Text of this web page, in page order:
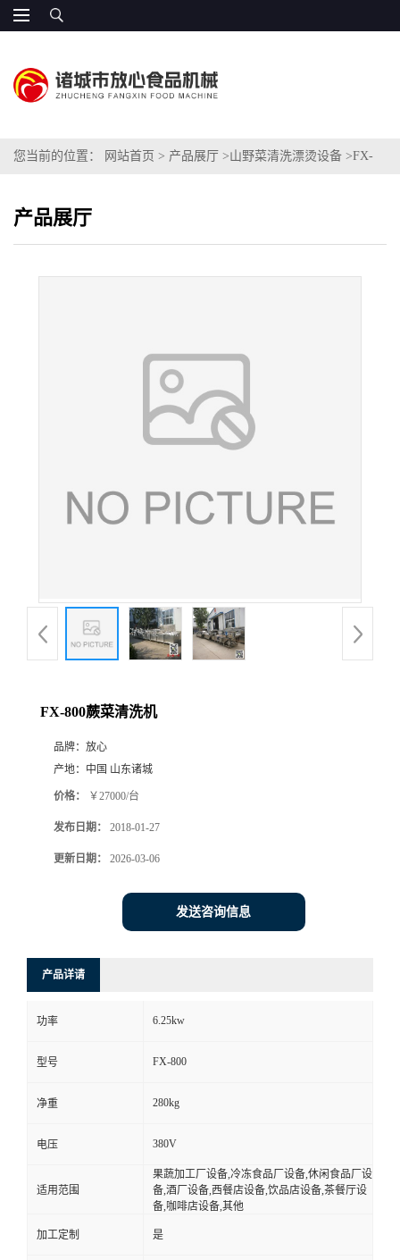
您当前的位置： 网站首页 > 产品展厅 >山野菜清洗漂烫设备 >FX-
产品展厅
FX-800蕨菜清洗机
品牌： 放心
产地： 中国 山东诸城
价格： ￥27000/台
发布日期： 2018-01-27
更新日期： 2026-03-06
发送咨询信息
产品详请
功率 6.25kw
型号 FX-800
净重 280kg
电压 380V
适用范围
果蔬加工厂设备,冷冻食品厂设备,休闲食品厂设
备,酒厂设备,西餐店设备,饮品店设备,茶餐厅设
备,咖啡店设备,其他
加工定制 是